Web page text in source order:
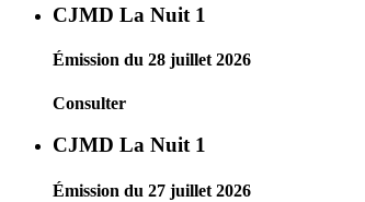
CJMD La Nuit 1
Émission du 28 juillet 2026
Consulter
CJMD La Nuit 1
Émission du 27 juillet 2026